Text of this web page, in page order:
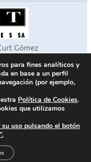
Gómez
y Baños
-
para fines analíticos y
en base a un perfil
(por ejemplo,
Política de Cookies.
que utilizamos
uso pulsando el botón